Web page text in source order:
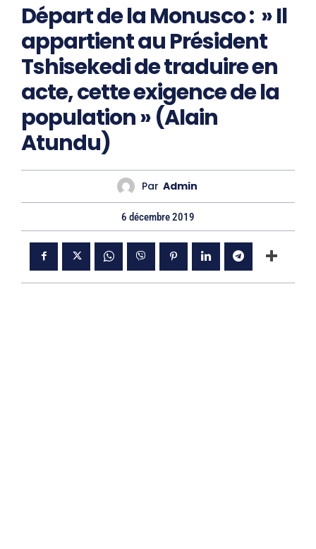
Départ de la Monusco : » Il
appartient au Président
Tshisekedi de traduire en
acte, cette exigence de la
population » (Alain
Atundu)
Par Admin
6 décembre 2019